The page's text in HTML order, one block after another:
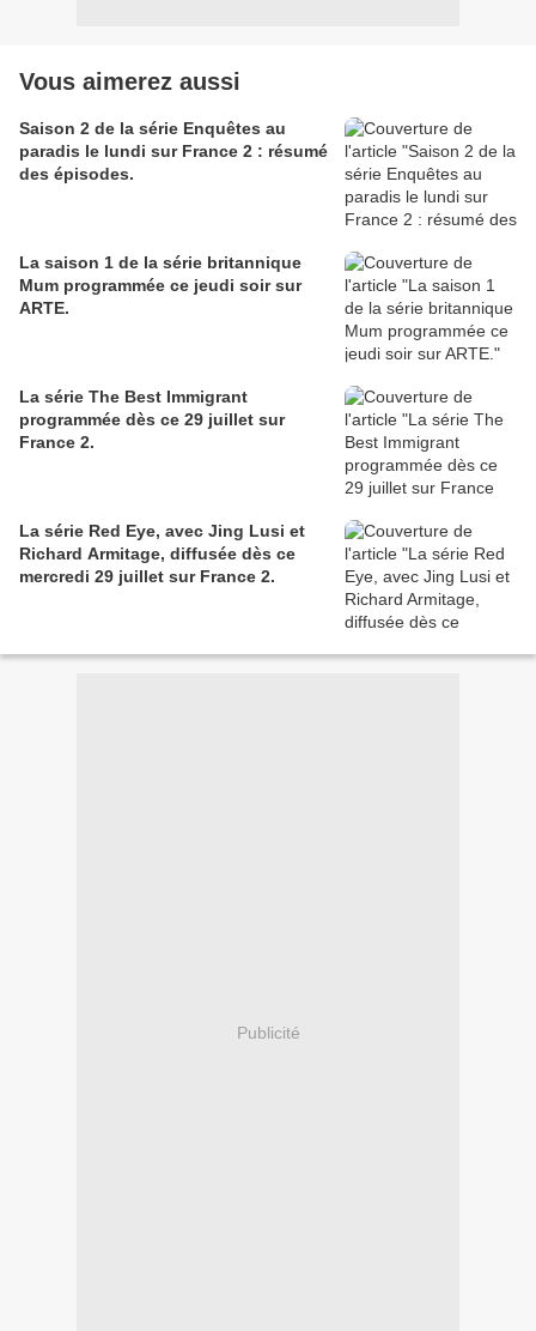
Vous aimerez aussi
Saison 2 de la série Enquêtes au
paradis le lundi sur France 2 : résumé
des épisodes.
La saison 1 de la série britannique
Mum programmée ce jeudi soir sur
ARTE.
La série The Best Immigrant
programmée dès ce 29 juillet sur
France 2.
La série Red Eye, avec Jing Lusi et
Richard Armitage, diffusée dès ce
mercredi 29 juillet sur France 2.
Publicité